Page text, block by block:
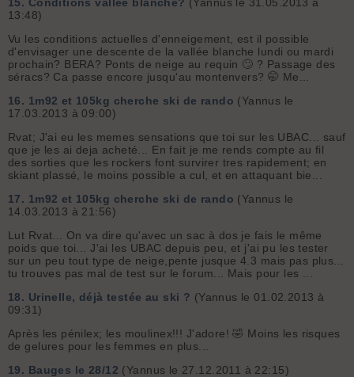
13:48)
Vu les conditions actuelles d'enneigement, est il possible
d'envisager une descente de la vallée blanche lundi ou mardi
prochain? BERA? Ponts de neige au requin 🙄 ? Passage des
séracs? Ca passe encore jusqu'au montenvers? 🤭 Me...
16. 1m92 et 105kg cherche ski de rando (Yannus le
17.03.2013 à 09:00)
Rvat; J'ai eu les memes sensations que toi sur les UBAC... sauf
que je les ai deja acheté... En fait je me rends compte au fil
des sorties que les rockers font survirer tres rapidement; en
skiant plassé, le moins possible a cul, et en attaquant bie...
17. 1m92 et 105kg cherche ski de rando (Yannus le
14.03.2013 à 21:56)
Lut Rvat... On va dire qu'avec un sac à dos je fais le même
poids que toi... J'ai les UBAC depuis peu, et j'ai pu les tester
sur un peu tout type de neige,pente jusque 4.3 mais pas plus...
tu trouves pas mal de test sur le forum... Mais pour les ...
18. Urinelle, déjà testée au ski ? (Yannus le 01.02.2013 à
09:31)
Après les pénilex; les moulinex!!! J'adore! 🤣 Moins les risques
de gelures pour les femmes en plus...
19. Bauges le 28/12 (Yannus le 27.12.2011 à 22:15)